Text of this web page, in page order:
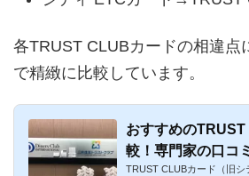
各TRUST CLUBカードの相違点
で精緻に比較しています。
おすすめの
較！専門家の口コ
TRUST CLUBカード（旧シ